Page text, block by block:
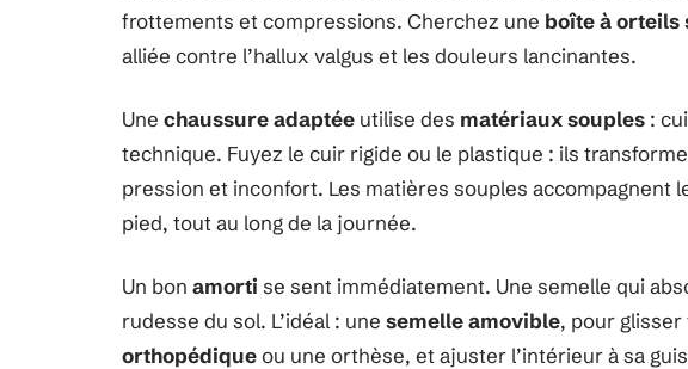
frottements et compressions. Cherchez une boîte à orteils
alliée contre l’hallux valgus et les douleurs lancinantes.
Une chaussure adaptée utilise des matériaux souples :
technique. Fuyez le cuir rigide ou le plastique : ils
pression et inconfort. Les matières souples accompagnent
pied, tout au long de la journée.
Un bon amorti se sent immédiatement. Une semelle qui
rudesse du sol. L’idéal : une semelle amovible, pour
orthopédiqueou une orthèse, et ajuster l’intérieur à sa